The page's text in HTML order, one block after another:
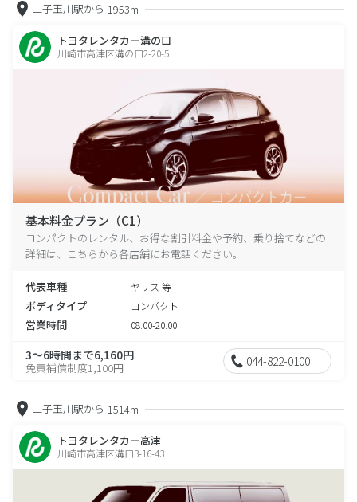
二子玉川駅から 1953m
トヨタレンタカー溝の口
川崎市高津区溝の口2-20-5
基本料金プラン（C1）
コンパクトのレンタル、お得な割引料金や予約、乗り捨てなどの
詳細は、こちらから各店舗にお電話ください。
代表車種 ヤリス 等
ボディタイプ コンパクト
営業時間 08:00-20:00
3～6時間まで6,160円
免責補償制度1,100円 044-822-0100
二子玉川駅から 1514m
トヨタレンタカー高津
川崎市高津区溝口3-16-43